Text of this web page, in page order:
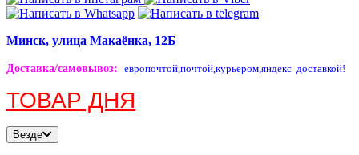
Минск, улица Макаёнка, 12Б
Доставка/самовывоз: европочтой,почтой,курьером,яндекс доставкой!
ТОВАР ДНЯ
Везде